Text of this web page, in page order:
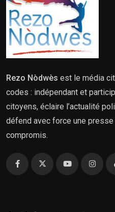
Rezo Nòdwès est le média
codes : indépendant et
citoyens, éclaire l’actualité
défend avec force une
compromis.